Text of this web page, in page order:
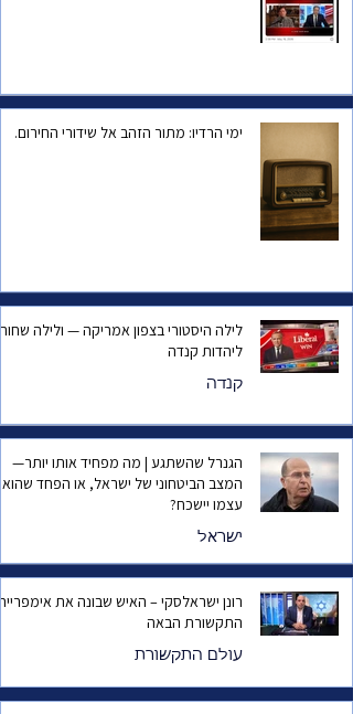
ימי הרדיו: מתור הזהב אל שידורי החירום.
לילה היסטורי בצפון אמריקה — ולילה שחור
ליהדות קנדה
קנדה
הגנרל שהשתגע | מה מפחיד אותו יותר—
המצב הביטחוני של ישראל, או הפחד שהוא
עצמו יישכח?
ישראל
רונן ישראלסקי – האיש שבונה את
התקשורת הבאה
עולם התקשורת